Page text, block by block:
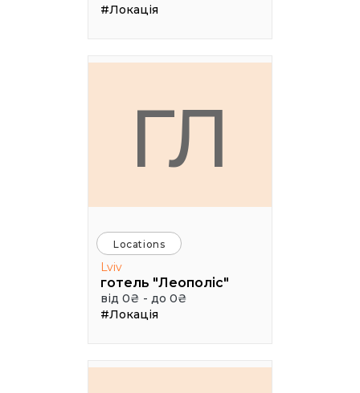
#Локація
ГЛ
Locations
Lviv
готель "Леополіс"
від 0₴ - до 0₴
#Локація